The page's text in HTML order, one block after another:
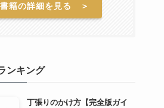
書籍の詳細を見る ＞
ンキング
丁張りのかけ方【完全版ガイ